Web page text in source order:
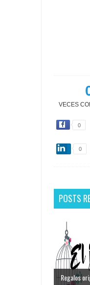
VECES
0
0
POSTS
Regalos